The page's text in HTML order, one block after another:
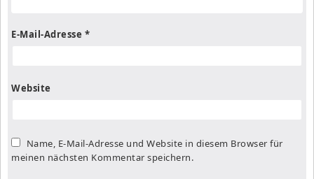
E-Mail-Adresse *
Website
Name, E-Mail-Adresse und Website in diesem Browser für
meinen nächsten Kommentar speichern.